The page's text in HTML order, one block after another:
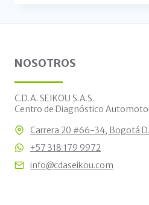
NOSOTROS
C.D.A. SEIKOU S.A.S.
Centro de Diagnóstico
Carrera 20 #66-34, Bogotá
+57 318 179 9972
info@cdaseikou.com